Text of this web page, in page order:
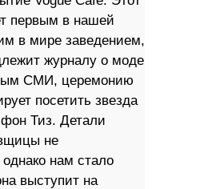
первым в нашей
в мире заведением,
журналу о моде
СМИ, церемонию
посетить звезда
Тиз. Детали
не
нам стало
выступит на